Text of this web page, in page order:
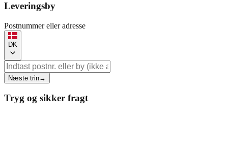
Leveringsby
Postnummer eller adresse
DK
Næste trin→
Tryg og sikker fragt